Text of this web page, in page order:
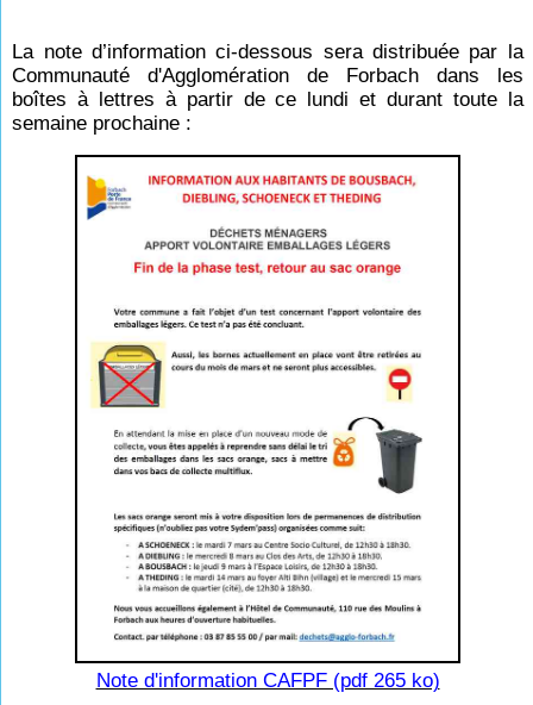
La note d’information ci-dessous sera distribuée par la
Communauté d'Agglomération de Forbach dans les
boîtes à lettres à partir de ce lundi et durant toute la
semaine prochaine :
Note d'information CAFPF (pdf 265 ko)